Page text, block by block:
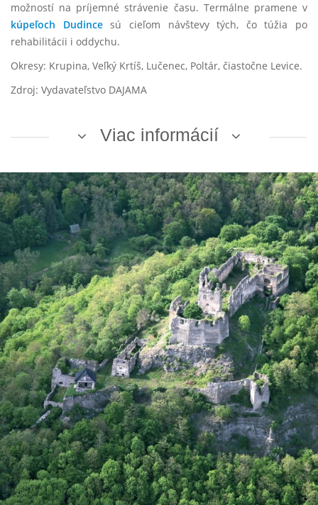
možností na príjemné strávenie času. Termálne pramene v
kúpeľoch Dudincesú cieľom návštevy tých, čo túžia po
rehabilitácii i oddychu.
Okresy: Krupina, Veľký Krtíš, Lučenec, Poltár, čiastočne Levice.
Zdroj: Vydavateľstvo DAJAMA
Viac informácií